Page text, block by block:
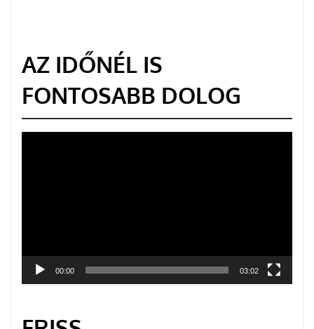
AZ IDŐNÉL IS
FONTOSABB DOLOG
00:00 03:02